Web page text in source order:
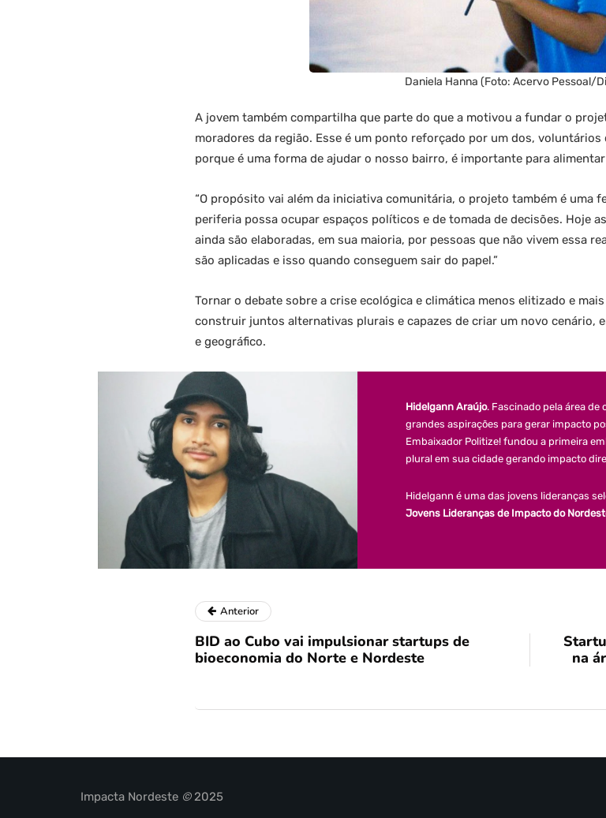
Daniela Hanna (Foto: Acervo Pessoal/
A jovem também compartilha que parte do que a motivou a fundar o
moradores da região. Esse é um ponto reforçado por um dos,
porque é uma forma de ajudar o nosso bairro, é importante para
“O propósito vai além da iniciativa comunitária, o projeto também é uma
periferia possa ocupar espaços políticos e de tomada de decisões. Hoje
ainda são elaboradas, em sua maioria, por pessoas que não vivem essa
são aplicadas e isso quando conseguem sair do papel.”
Tornar o debate sobre a crise ecológica e climática menos elitizado e
construir juntos alternativas plurais e capazes de criar um novo cenário,
e geográfico.
Hidelgann Araújo. Fascinado pela área
grandes aspirações para gerar impacto
Embaixador Politize! fundou a primeira
plural em sua cidade gerando impacto
Hidelgann é uma das jovens lideranças
Jovens Lideranças de Impacto do
Anterior
BID ao Cubo vai impulsionar startups de
bioeconomia do Norte e Nordeste
na
Impacta Nordeste ©2025